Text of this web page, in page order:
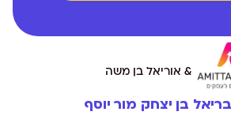
& אוריאל בן משה
בן יצחק מור יוסף